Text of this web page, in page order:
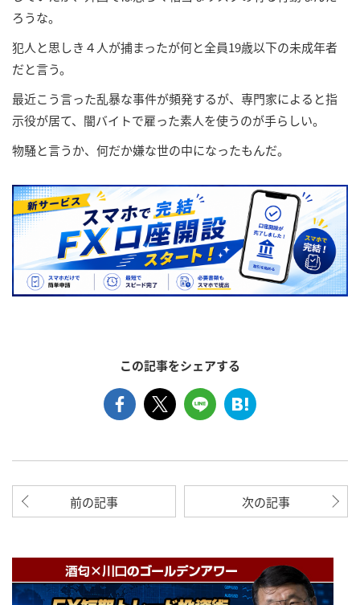
ろうな。
犯人と思しき４人が捕まったが何と全員19歳以下の未成年者
だと言う。
最近こう言った乱暴な事件が頻発するが、専門家によると指
示役が居て、闇バイトで雇った素人を使うのが手らしい。
物騒と言うか、何だか嫌な世の中になったもんだ。
この記事をシェアする
前の記事 次の記事